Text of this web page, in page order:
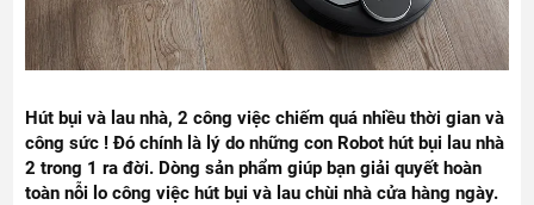
Hút bụi và lau nhà, 2 công việc chiếm quá nhiều thời gian và
công sức ! Đó chính là lý do những con Robot hút bụi lau nhà
2 trong 1 ra đời. Dòng sản phẩm giúp bạn giải quyết hoàn
toàn nỗi lo công việc hút bụi và lau chùi nhà cửa hàng ngày.